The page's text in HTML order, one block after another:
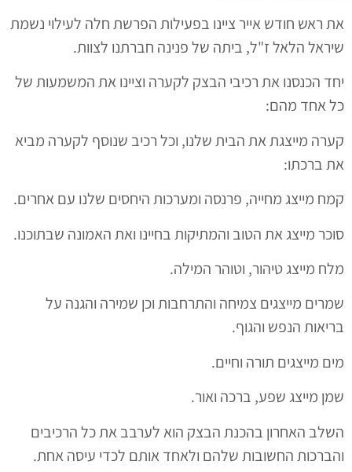
את ראש חודש אייר ציינו בפעילות הפרשת חלה לעילוי נשמת
שיראל הלאל ז"ל, ביתה של פנינה חברתנו לצוות.
יחד הכנסנו את רכיבי הבצק לקערה וציינו את המשמעות של
כל אחד מהם:
קערה מייצגת את הבית שלנו, וכל רכיב שנוסף לקערה מביא
את ברכתו:
קמח מייצג מחייה, פרנסה ומערכות היחסים שלנו עם אחרים.
סוכר מייצג את הטוב והמתיקות בחיינו ואת האמונה שבתוכנו.
מלח מייצג טיהור, וטוהר המילה.
שמרים מייצגים צמיחה והתרחבות וכן שמירה והגנה על
בריאות הנפש והגוף.
מים מייצגים תורה וחיים.
שמן מייצג שפע, ברכה ואור.
השלב האחרון בהכנת הבצק הוא לערבב את כל הרכיבים
והברכות החשובות שלהם ולאחד אותם לכדי עיסה אחת.